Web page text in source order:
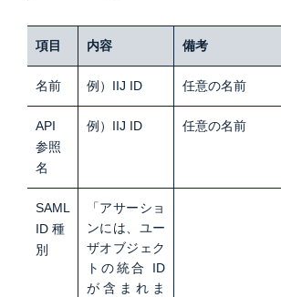
項目 内容 備考
名前 例）IIJ ID 任意の名前
API
参照
名
例）IIJ ID 任意の名前
SAML
ID 種
別
「アサーショ
ンには、ユー
ザオブジェク
トの統合 ID
が含まれま